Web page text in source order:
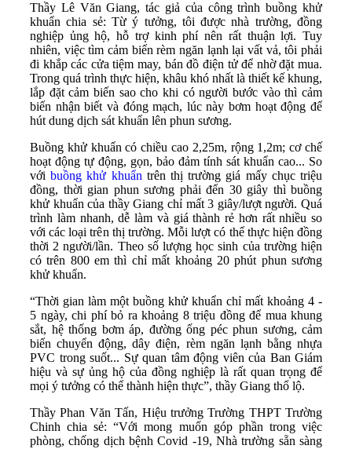
Thầy Lê Văn Giang, tác giả của công trình buồng khử
khuẩn chia sẻ: Từ ý tưởng, tôi được nhà trường, đồng
nghiệp ủng hộ, hỗ trợ kinh phí nên rất thuận lợi. Tuy
nhiên, việc tìm cảm biến rèm ngăn lạnh lại vất vả, tôi phải
đi khắp các cửa tiệm may, bán đồ điện tử để nhờ đặt mua.
Trong quá trình thực hiện, khâu khó nhất là thiết kế khung,
lắp đặt cảm biến sao cho khi có người bước vào thì cảm
biến nhận biết và đóng mạch, lúc này bơm hoạt động để
hút dung dịch sát khuẩn lên phun sương.
Buồng khử khuẩn có chiều cao 2,25m, rộng 1,2m; cơ chế
hoạt động tự động, gọn, bảo đảm tính sát khuẩn cao... So
vớibuồng khử khuẩn trên thị trường giá mấy chục triệu
đồng, thời gian phun sương phải đến 30 giây thì buồng
khử khuẩn của thầy Giang chỉ mất 3 giây/lượt người. Quá
trình làm nhanh, dễ làm và giá thành rẻ hơn rất nhiều so
với các loại trên thị trường. Mỗi lượt có thể thực hiện đồng
thời 2 người/lần. Theo số lượng học sinh của trường hiện
có trên 800 em thì chỉ mất khoảng 20 phút phun sương
khử khuẩn.
“Thời gian làm một buồng khử khuẩn chỉ mất khoảng 4 -
5 ngày, chi phí bỏ ra khoảng 8 triệu đồng để mua khung
sắt, hệ thống bơm áp, đường ống péc phun sương, cảm
biến chuyển động, dây điện, rèm ngăn lạnh bằng nhựa
PVC trong suốt... Sự quan tâm động viên của Ban Giám
hiệu và sự ủng hộ của đồng nghiệp là rất quan trọng để
mọi ý tưởng có thể thành hiện thực”, thầy Giang thổ lộ.
Thầy Phan Văn Tấn, Hiệu trưởng Trường THPT Trường
Chinh chia sẻ: “Với mong muốn góp phần trong việc
phòng, chống dịch bệnh Covid -19, Nhà trường sẵn sàng